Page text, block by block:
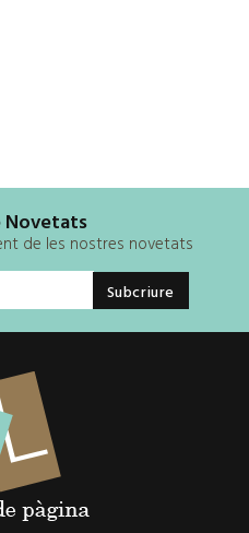
de les nostres novetats